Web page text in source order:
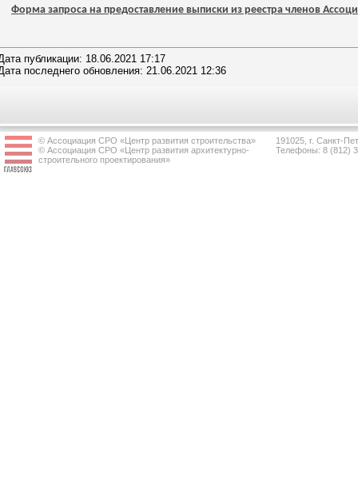
Форма запроса на предоставление выписки из реестра членов
публикации: 18.06.2021 17:17
последнего обновления: 21.06.2021 12:36
© Ассоциация СРО «Центр развития строительства»
© Ассоциация СРО «Центр развития архитектурно-
строительного проектирования»
191025, г. Санкт-
Телефоны: 8 (812)